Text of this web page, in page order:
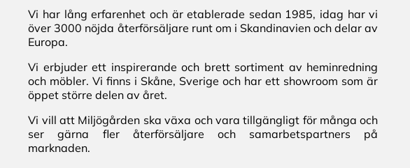
Vi har lång erfarenhet och är etablerade sedan 1985, idag har vi
över 3000 nöjda återförsäljare runt om i Skandinavien och delar av
Europa.
Vi erbjuder ett inspirerande och brett sortiment av heminredning
och möbler. Vi finns i Skåne, Sverige och har ett showroom som är
öppet större delen av året.
Vi vill att Miljögården ska växa och vara tillgängligt för många och
ser gärna fler återförsäljare och samarbetspartners på
marknaden.